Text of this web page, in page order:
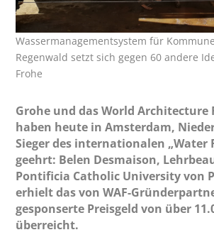
Wassermanagementsystem für
Regenwald setzt sich gegen 60 andere
Frohe
Grohe und das World Architecture
haben heute in Amsterdam,
Sieger des internationalen „Water
geehrt: Belen Desmaison,
Pontificia Catholic University von
erhielt das von WAF-
gesponserte Preisgeld von über
überreicht.